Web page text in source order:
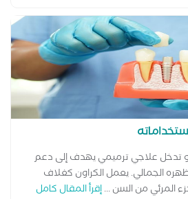
تدخل علاجي ترميمي يهدف إلى دعم
الجمالي. يعمل الكراون كغلاف
المرئي من السن ...إقرأ المقال كامل